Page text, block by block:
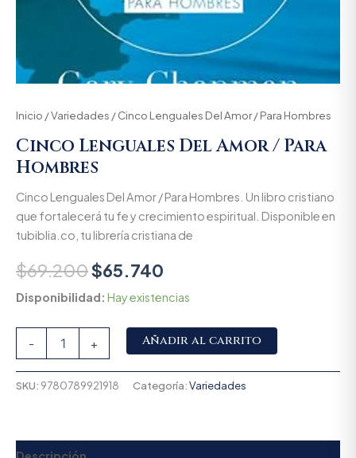
Inicio /Variedades / Cinco Lenguales Del Amor / Para Hombres
Cinco Lenguales Del Amor / Para
Hombres
Cinco Lenguales Del Amor / Para Hombres. Un libro cristiano
que fortalecerá tu fe y crecimiento espiritual. Disponible en
tubiblia.co, tu librería cristiana de
$69.200$65.740
Disponibilidad: Hay existencias
- + Añadir al carrito
SKU: 9780789921918 Categoría:Variedades